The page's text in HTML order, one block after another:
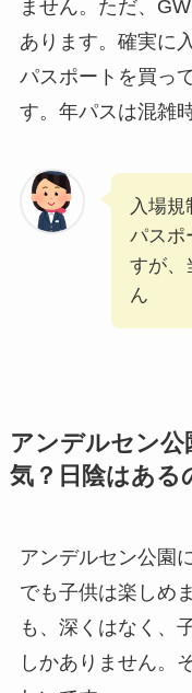
ません。ただ、
あります。確実に
パスポートを買っ
す。年パスは混雑
入場
パスポ
すが、
ん
アンデルセン
気？日陰はある
アンデルセン公園
でも子供は楽しめ
も、深くはなく、
しかありません。